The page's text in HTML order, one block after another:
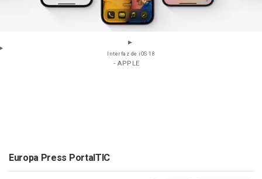
Interfaz de iOS 18
- APPLE
Europa Press PortalTIC